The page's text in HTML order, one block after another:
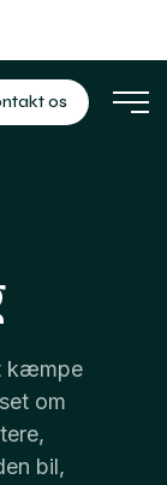
os
kæmpe
om
bil,